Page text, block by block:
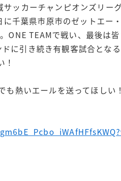
ッカーチャンピオンズリー
千葉県市原市のゼットエー
ONE TEAMで戦い、最後は
に引き続き有観客試合とな
熱いエールを送ってほしい